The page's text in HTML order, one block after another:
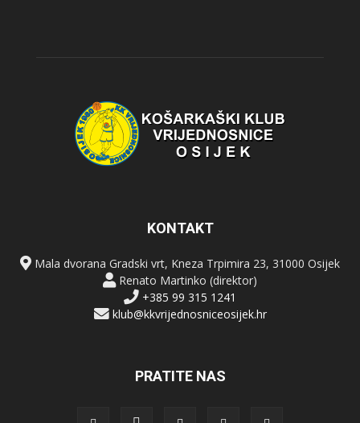
KONTAKT
Mala dvorana Gradski vrt, Kneza Trpimira 23, 31000 Osijek
Renato Martinko (direktor)
+385 99 315 1241
klub@kkvrijednosniceosijek.hr
PRATITE NAS